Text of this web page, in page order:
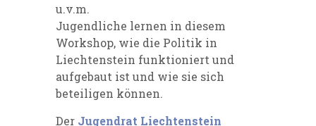
u.v.m.
Jugendliche lernen in diesem
Workshop, wie die Politik in
Liechtenstein funktioniert und
aufgebaut ist und wie sie sich
beteiligen können.
Der Jugendrat Liechtenstein